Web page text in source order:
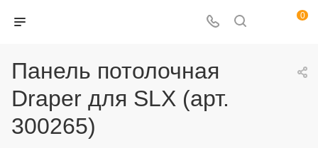
0
Панель потолочная
Draper для SLX (арт.
300265)